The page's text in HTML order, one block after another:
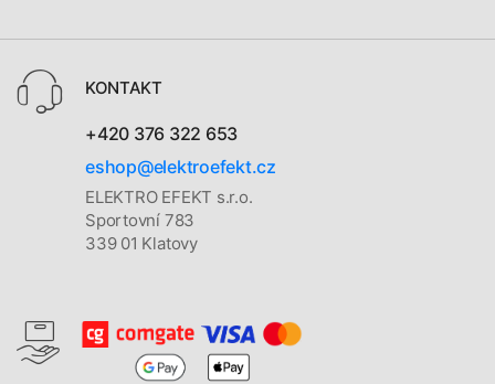
KONTAKT
+420 376 322 653
eshop@elektroefekt.cz
ELEKTRO EFEKT s.r.o.
Sportovní 783
339 01 Klatovy